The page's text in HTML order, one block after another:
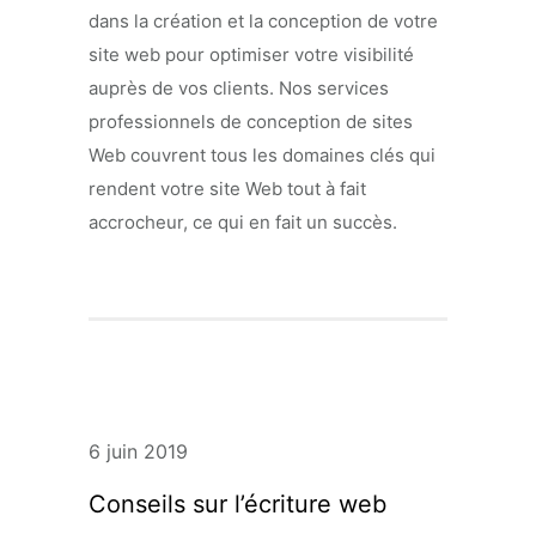
dans la création et la conception de votre
site web pour optimiser votre visibilité
auprès de vos clients. Nos services
professionnels de conception de sites
Web couvrent tous les domaines clés qui
rendent votre site Web tout à fait
accrocheur, ce qui en fait un succès.
6 juin 2019
Conseils sur l’écriture web